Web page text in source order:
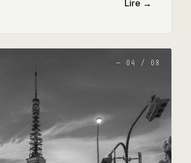
Lire →
— 04 / 08